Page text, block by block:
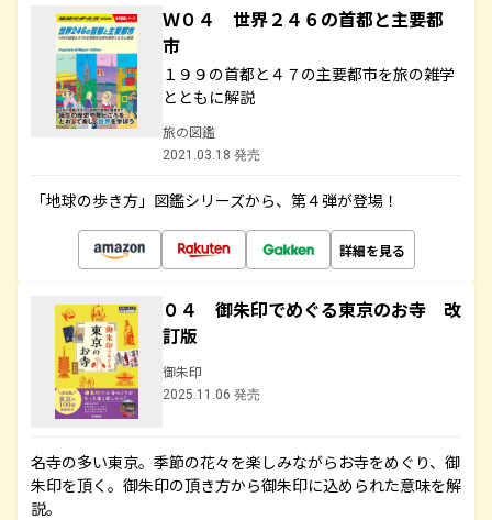
Ｗ０４ 世界２４６の首都と主要都
市
１９９の首都と４７の主要都市を旅の雑学
とともに解説
旅の図鑑
2021.03.18 発売
「地球の歩き方」図鑑シリーズから、第４弾が登場！
詳細を見る
０４ 御朱印でめぐる東京のお寺 改
訂版
御朱印
2025.11.06 発売
名寺の多い東京。季節の花々を楽しみながらお寺をめぐり、御
朱印を頂く。御朱印の頂き方から御朱印に込められた意味を解
説。